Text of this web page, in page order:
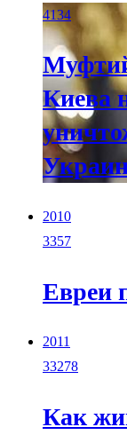
4134
Киева
2010
3357
Евреи
2011
33278
Как